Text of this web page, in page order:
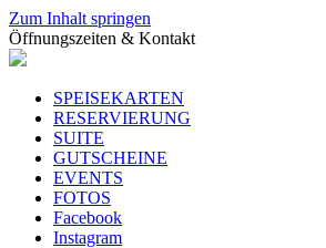
Zum Inhalt springen
Öffnungszeiten & Kontakt
SPEISEKARTEN
RESERVIERUNG
SUITE
GUTSCHEINE
EVENTS
FOTOS
Facebook
Instagram